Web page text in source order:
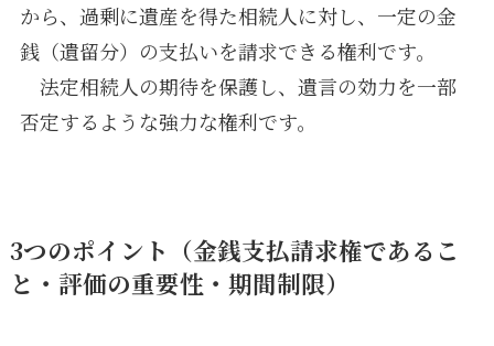
から、過剰に遺産を得た相続人に対し、一定の金
銭（遺留分）の支払いを請求できる権利です。
法定相続人の期待を保護し、遺言の効力を一部
否定するような強力な権利です。
3つのポイント（金銭支払請求権であるこ
と・評価の重要性・期間制限）